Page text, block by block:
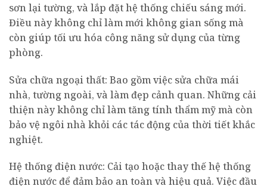
sơn lại tường, và lắp đặt hệ thống chiếu sáng mới.
Điều này không chỉ làm mới không gian sống mà
còn giúp tối ưu hóa công năng sử dụng của từng
phòng.
Sửa chữa ngoại thất: Bao gồm việc sửa chữa mái
nhà, tường ngoài, và làm đẹp cảnh quan. Những cải
thiện này không chỉ làm tăng tính thẩm mỹ mà còn
bảo vệ ngôi nhà khỏi các tác động của thời tiết khắc
nghiệt.
Hệ thống điện nước: Cải tạo hoặc thay thế hệ thống
điện nước để đảm bảo an toàn và hiệu quả. Việc đầu